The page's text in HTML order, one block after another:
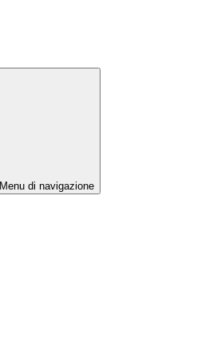
Menu di navigazione